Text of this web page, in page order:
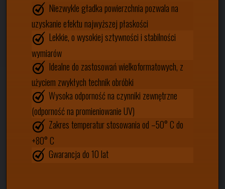
Niezwykle gładka powierzchnia pozwala na
uzyskanie efektu najwyższej płaskości
Lekkie, o wysokiej sztywności i stabilności
wymiarów
Idealne do zastosowań wielkoformatowych, z
użyciem zwykłych technik obróbki
Wysoka odporność na czynniki zewnętrzne
(odporność na promieniowanie UV)
Zakres temperatur stosowania od –50° C do
+80° C
Gwarancja do 10 lat